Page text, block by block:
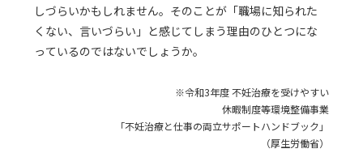
しづらいかもしれません。そのことが「職場に知られた
くない、言いづらい」と感じてしまう理由のひとつにな
っているのではないでしょうか。
※令和3年度 不妊治療を受けやすい
休暇制度等環境整備事業
「不妊治療と仕事の両立サポートハンドブック」
（厚生労働省）